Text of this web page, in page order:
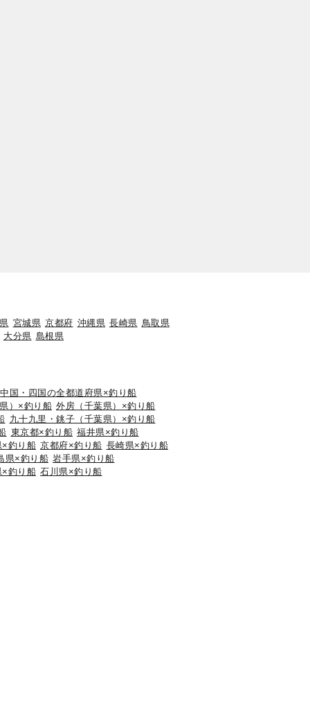
宮城県 京都府 沖縄県 長崎県 鳥取県
大分県 島根県
中国・四国の全都道府県×釣り船
）×釣り船 外房（千葉県）×釣り船
九十九里・銚子（千葉県）×釣り船
東京都×釣り船 福井県×釣り船
×釣り船 京都府×釣り船 長崎県×釣り船
県×釣り船 岩手県×釣り船
×釣り船 石川県×釣り船